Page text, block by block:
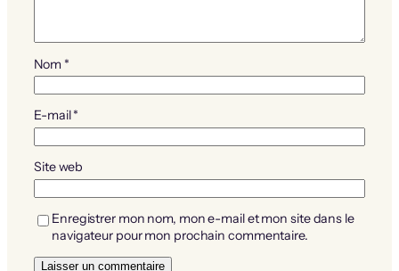
Nom *
E-mail*
Site web
Enregistrer mon nom, mon e-mail et mon site dans le
navigateur pour mon prochain commentaire.